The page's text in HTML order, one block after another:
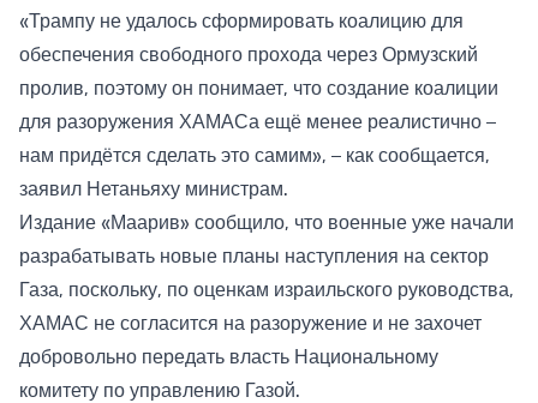
«Трампу не удалось сформировать коалицию для
обеспечения свободного прохода через Ормузский
пролив, поэтому он понимает, что создание коалиции
для разоружения ХАМАСа ещё менее реалистично –
нам придётся сделать это самим», – как сообщается,
заявил Нетаньяху министрам.
Издание «Маарив» сообщило, что военные уже начали
разрабатывать новые планы наступления на сектор
Газа, поскольку, по оценкам израильского руководства,
ХАМАС не согласится на разоружение и не захочет
добровольно передать власть Национальному
комитету по управлению Газой.